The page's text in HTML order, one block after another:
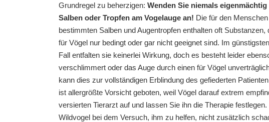
Grundregel zu beherzigen: Wenden Sie niemals eigenmächtig
Salben oder Tropfen am Vogelauge an! Die für den Menschen
bestimmten Salben und Augentropfen enthalten oft Substanzen,
für Vögel nur bedingt oder gar nicht geeignet sind. Im günstigsten
Fall entfalten sie keinerlei Wirkung, doch es besteht leider
verschlimmert oder das Auge durch einen für Vögel
kann dies zur vollständigen Erblindung des gefiederten
ist allergrößte Vorsicht geboten, weil Vögel darauf extrem
versierten Tierarzt auf und lassen Sie ihn die Therapie
Wildvogel bei dem Versuch, ihm zu helfen, nicht zusätzlich